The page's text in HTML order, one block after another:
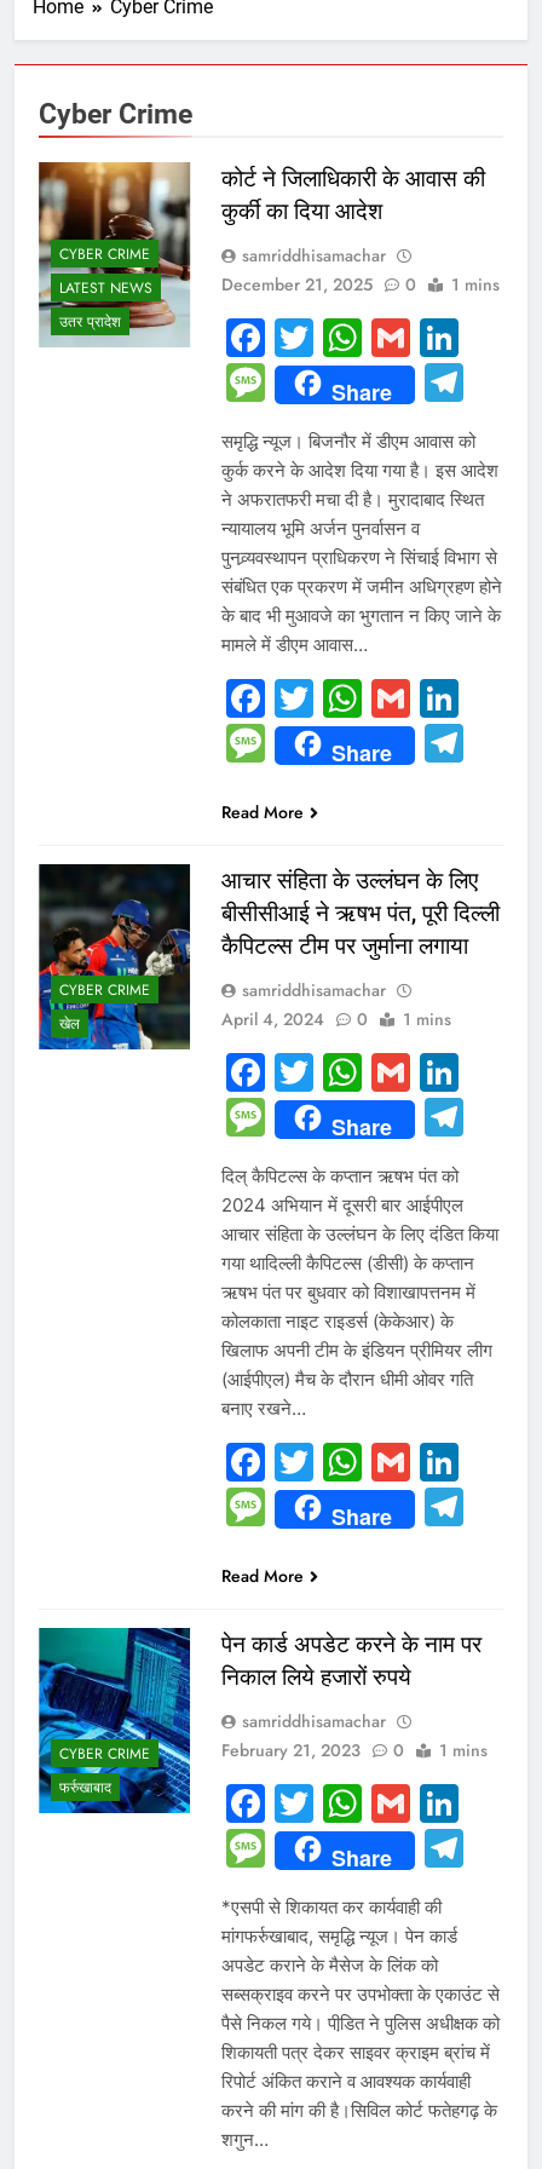
Home Cyber Crime
Cyber Crime
CYBER CRIME
LATEST NEWS
उतर प्रादेश
कोर्ट ने जिलाधिकारी के आवास की
कुर्की का दिया आदेश
samriddhisamachar
December 21, 2025
0 1 mins
Facebook
TwitterGmail
Message
Share
समृद्धि न्यूज। बिजनौर में डीएम आवास को
कुर्क करने के आदेश दिया गया है। इस आदेश
ने अफरातफरी मचा दी है। मुरादाबाद स्थित
न्यायालय भूमि अर्जन पुनर्वासन व
पुनव्र्यवस्थापन प्राधिकरण ने सिंचाई विभाग से
संबंधित एक प्रकरण में जमीन अधिग्रहण होने
के बाद भी मुआवजे का भुगतान न किए जाने के
मामले में डीएम आवास…
Facebook
TwitterGmail
Message
Share
Read More
CYBER CRIME
खेल
आचार संहिता के उल्लंघन के लिए
बीसीसीआई ने ऋषभ पंत, पूरी दिल्ली
कैपिटल्स टीम पर जुर्माना लगाया
samriddhisamachar
April 4, 2024
0 1 mins
Facebook
TwitterGmail
Message
Share
दिल् कैपिटल्स के कप्तान ऋषभ पंत को
2024 अभियान में दूसरी बार आईपीएल
आचार संहिता के उल्लंघन के लिए दंडित किया
गया थादिल्ली कैपिटल्स (डीसी) के कप्तान
ऋषभ पंत पर बुधवार को विशाखापत्तनम में
कोलकाता नाइट राइडर्स (केकेआर) के
खिलाफ अपनी टीम के इंडियन प्रीमियर लीग
(आईपीएल) मैच के दौरान धीमी ओवर गति
बनाए रखने…
Facebook
TwitterGmail
Message
Share
Read More
CYBER CRIME
फर्रुखाबाद
पेन कार्ड अपडेट करने के नाम पर
निकाल लिये हजारों रुपये
samriddhisamachar
February 21, 2023
0 1 mins
Facebook
TwitterGmail
Message
Share
*एसपी से शिकायत कर कार्यवाही की
मांगफर्रुखाबाद, समृद्धि न्यूज। पेन कार्ड
अपडेट कराने के मैसेज के लिंक को
सब्सक्राइव करने पर उपभोक्ता के एकाउंट से
पैसे निकल गये। पीडि़त ने पुलिस अधीक्षक को
शिकायती पत्र देकर साइवर क्राइम ब्रांच में
रिपोर्ट अंकित कराने व आवश्यक कार्यवाही
करने की मांग की है।सिविल कोर्ट फतेहगढ़ के
शगुन…